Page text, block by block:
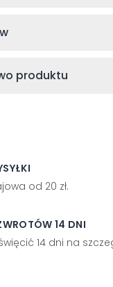
produktu
od 20 zł.
14 DNI
14 dni na